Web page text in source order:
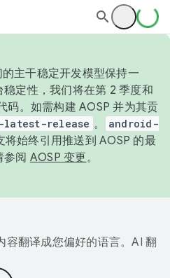
主干稳定开发模型保持一
定性，我们将在第 2 季度和
码。如需构建 AOSP 并为其贡
latest-release 。
android-
将始终引用推送到 AOSP 的最
参阅 AOSP 变更。
翻译成您偏好的语言。AI 翻